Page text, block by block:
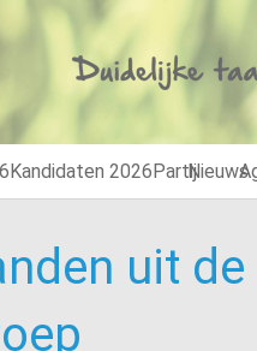
Kandidaten 2026PartijNieuws
uit